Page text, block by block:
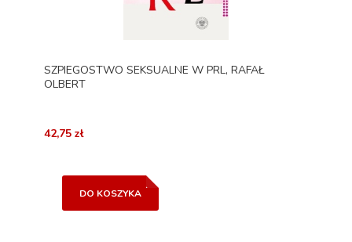
SZPIEGOSTWO SEKSUALNE W PRL, RAFAŁ
OLBERT
42,75 zł
DO KOSZYKA